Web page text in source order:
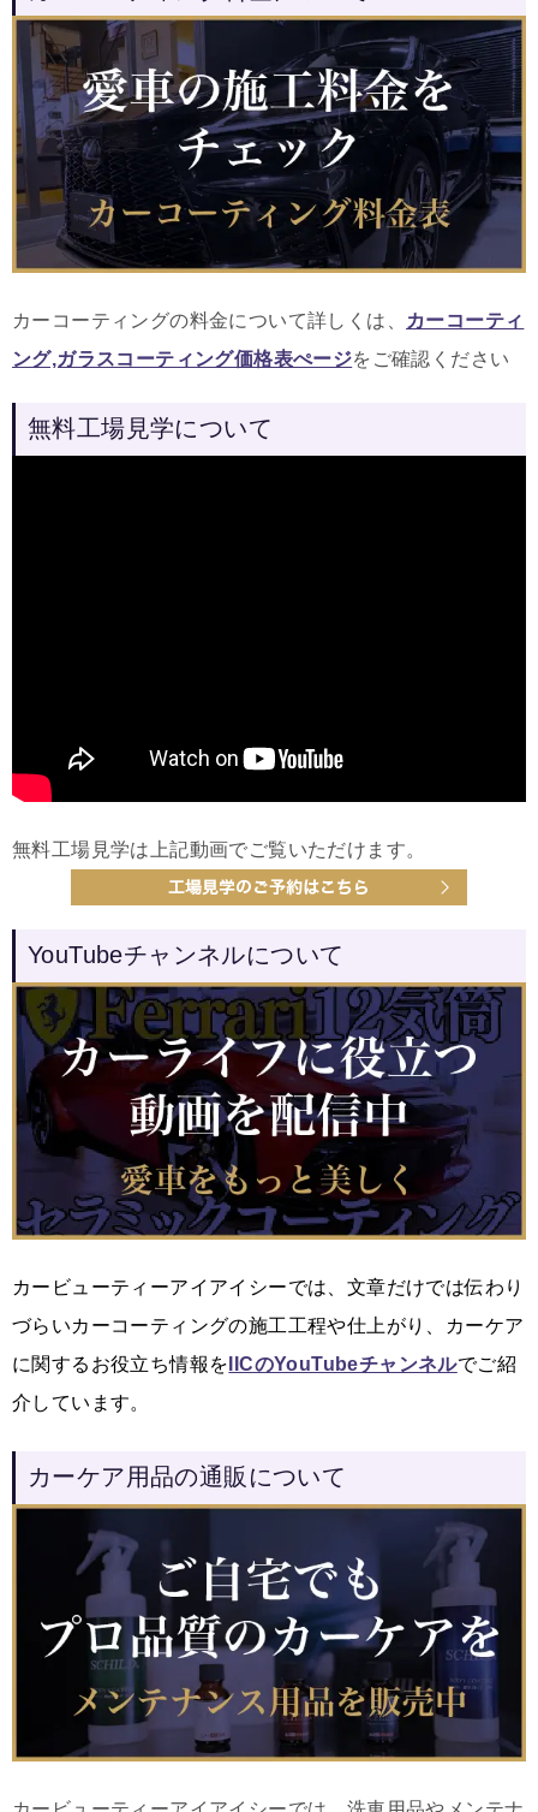
カーコーティングの料金について詳しくは、
カーコーティ
ング,ガラスコーティング価格表ぺージをご確認ください
無料工場見学について
無料工場見学は上記動画でご覧いただけます。
YouTubeチャンネルについて
カービューティーアイアイシーでは、文章だけでは伝わり
づらいカーコーティングの施工工程や仕上がり、カーケア
に関するお役立ち情報を IICのYouTubeチャンネルでご紹
介しています。
カーケア用品の通販について